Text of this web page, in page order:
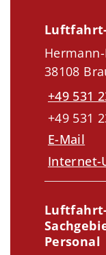
38108
+49 531
+49 531
E-Mail
Internet-
Personal